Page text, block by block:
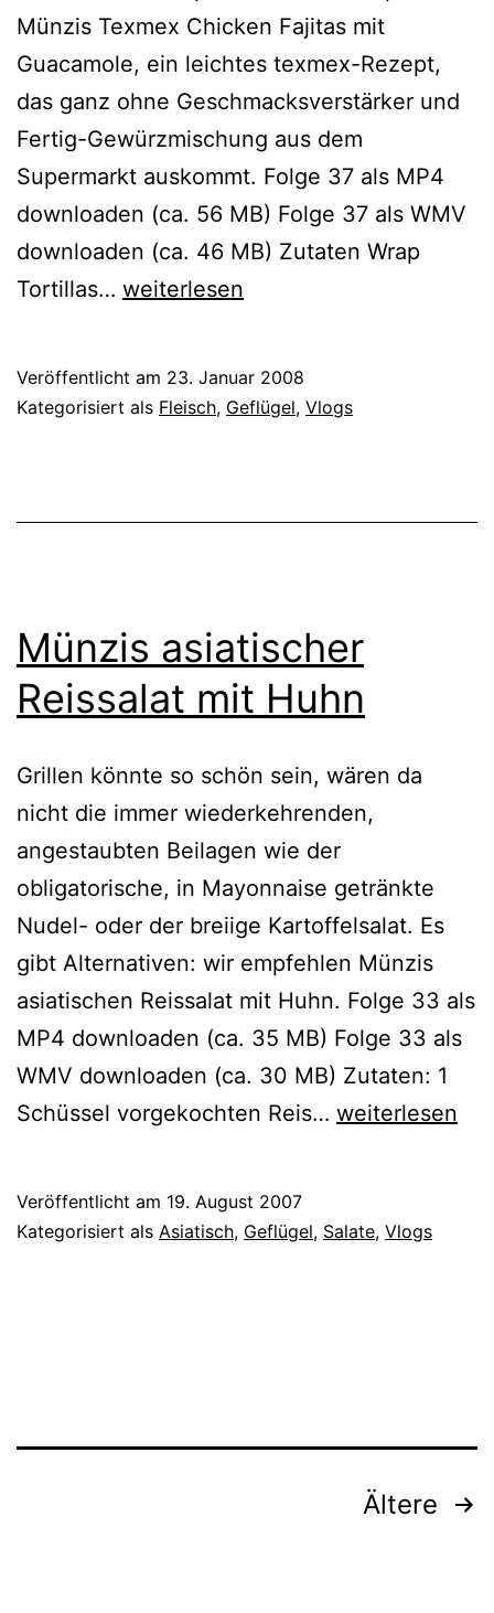
Münzis Texmex Chicken Fajitas mit
Guacamole, ein leichtes texmex-Rezept,
das ganz ohne Geschmacksverstärker und
Fertig-Gewürzmischung aus dem
Supermarkt auskommt. Folge 37 als MP4
downloaden (ca. 56 MB) Folge 37 als WMV
downloaden (ca. 46 MB) Zutaten Wrap
Tortillas… Münzis
mit
weiterlesen
Veröffentlicht am 23. Januar 2008
Kategorisiert als Fleisch, Geflügel, Vlogs
Münzis asiatischer
Reissalat mit Huhn
Grillen könnte so schön sein, wären da
nicht die immer wiederkehrenden,
angestaubten Beilagen wie der
obligatorische, in Mayonnaise getränkte
Nudel- oder der breiige Kartoffelsalat. Es
gibt Alternativen: wir empfehlen Münzis
asiatischen Reissalat mit Huhn. Folge 33 als
MP4 downloaden (ca. 35 MB) Folge 33 als
WMV downloaden (ca. 30 MB) Zutaten: 1
Schüssel vorgekochten Reis… Münzis
mit
weiterlesen
Veröffentlicht am 19. August 2007
Kategorisiert als Asiatisch, Geflügel, Salate, Vlogs
Seitennummerierung
Ältere